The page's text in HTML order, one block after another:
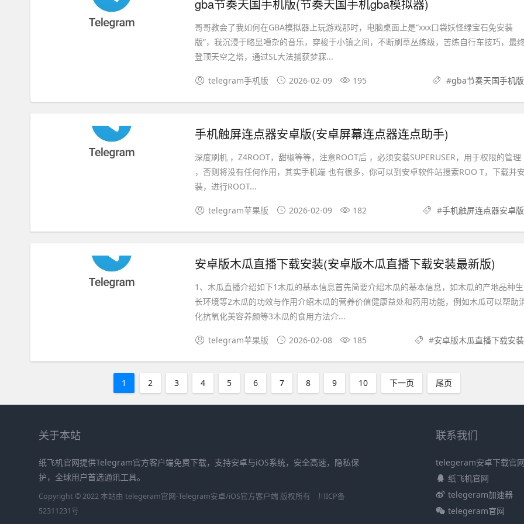
gba节奏天国手机版(节奏天国手机gba模拟器)
哥哥教会了我如何在GBA模拟器上玩游戏那时，电脑桌面上是“xxx口袋妖怪绿宝石免安装
版”，我沉浸于略显嘈杂的音乐，穿梭于小镇之间，不断刷草丛练级，苦练自行车技巧，最
登顶天空之塔，通过SL大法捕获梦寐...
telegram手机版 2026-02-09 195 #gba节奏天国手机版
手机触屏连点器安卓版(安卓屏幕连点器连点助手)
深度刷机 ，Z4ROOT，甜椒等等，注意ROOT后 ，必须安装SUPERUSER，用于权限的管理
，否则将没有任何作用，其实手机端 也有很多，你可以到安卓软件站搜索ROO T，下载并
装，进行ROOT...
telegram苹果版 2026-02-09 182 #手机触屏连点器安卓版
安卓版木瓜直播下载安装(安卓版木瓜直播下载安装最新版)
1、木瓜直播介绍如下1木瓜的基本信息首先简要介绍木瓜的基本信息，如木瓜的产地品种生
长环境等2木瓜的功效与作用介绍木瓜的营养价值健康益处和药用功能，例如木瓜可以帮助
化抗氧化美容养颜等3木瓜的食用方法介...
telegram苹果版 2026-02-08 185 #安卓版木瓜直播下载安装
1 2 3 4 5 6 7 8 9 10 下一页 尾页
关于本站
纸飞机官网提供Telegram官方客户端免费下载，支持安卓与iOS系统，安全高速，隐私保
护，全球用户首选通讯工具。
Copyright © 2022 本站由 telegeram官网-Telegram安卓/iOS官方客户端 版权所有
川ICP备
52311231号
联系我们
telegeram安卓下载官
纸飞机官网
telegeram加速器
telegeram官网